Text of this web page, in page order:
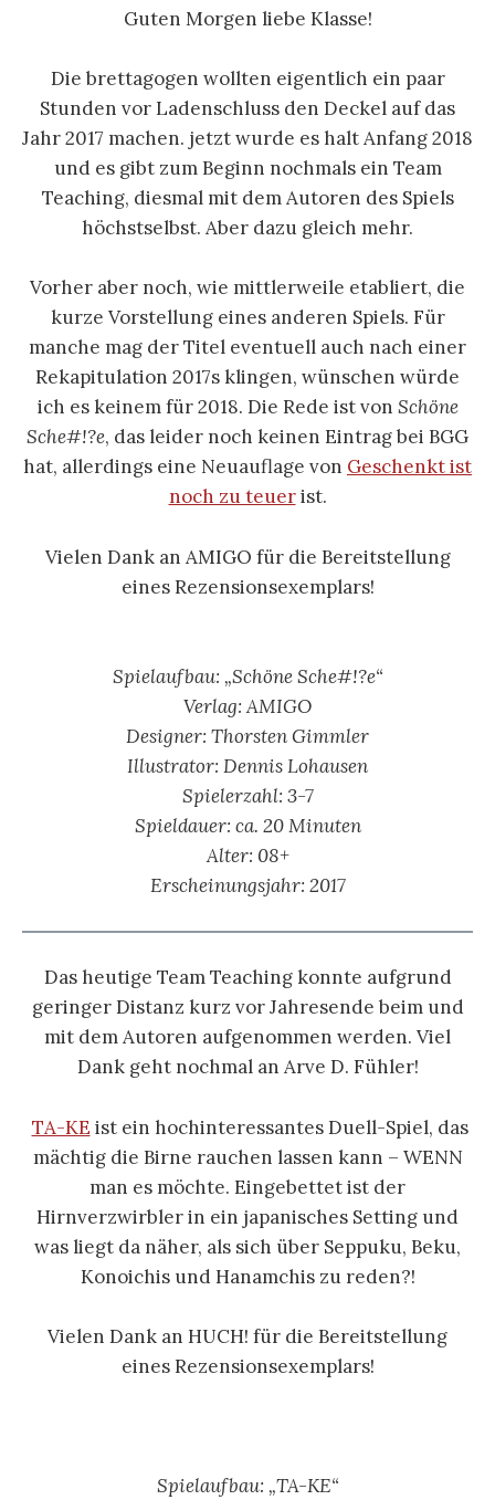
Guten Morgen liebe Klasse!
Die brettagogen wollten eigentlich ein paar
Stunden vor Ladenschluss den Deckel auf das
Jahr 2017 machen. jetzt wurde es halt Anfang 2018
und es gibt zum Beginn nochmals ein Team
Teaching, diesmal mit dem Autoren des Spiels
höchstselbst. Aber dazu gleich mehr.
Vorher aber noch, wie mittlerweile etabliert, die
kurze Vorstellung eines anderen Spiels. Für
manche mag der Titel eventuell auch nach einer
Rekapitulation 2017s klingen, wünschen würde
ich es keinem für 2018. Die Rede ist von Schöne
Sche#!?e, das leider noch keinen Eintrag bei BGG
hat, allerdings eine Neuauflage von Geschenkt ist
noch zu teuerist.
Vielen Dank an AMIGO für die Bereitstellung
eines Rezensionsexemplars!
Spielaufbau: „Schöne Sche#!?e“
Verlag: AMIGO
Designer: Thorsten Gimmler
Illustrator: Dennis Lohausen
Spielerzahl: 3-7
Spieldauer: ca. 20 Minuten
Alter: 08+
Erscheinungsjahr: 2017
Das heutige Team Teaching konnte aufgrund
geringer Distanz kurz vor Jahresende beim und
mit dem Autoren aufgenommen werden. Viel
Dank geht nochmal an Arve D. Fühler!
TA-KE ist ein hochinteressantes Duell-Spiel, das
mächtig die Birne rauchen lassen kann – WENN
man es möchte. Eingebettet ist der
Hirnverzwirbler in ein japanisches Setting und
was liegt da näher, als sich über Seppuku, Beku,
Konoichis und Hanamchis zu reden?!
Vielen Dank an HUCH! für die Bereitstellung
eines Rezensionsexemplars!
Spielaufbau: „TA-KE“